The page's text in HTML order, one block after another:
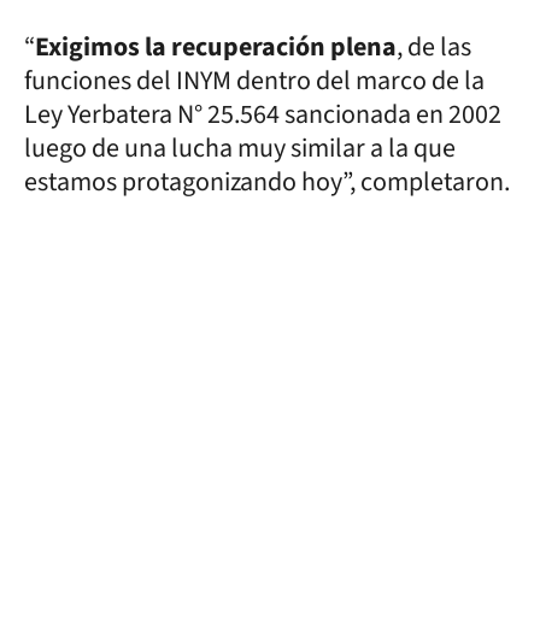
“Exigimos la recuperación plena, de las
funciones del INYM dentro del marco de la
Ley Yerbatera N° 25.564 sancionada en 2002
luego de una lucha muy similar a la que
estamos protagonizando hoy”, completaron.